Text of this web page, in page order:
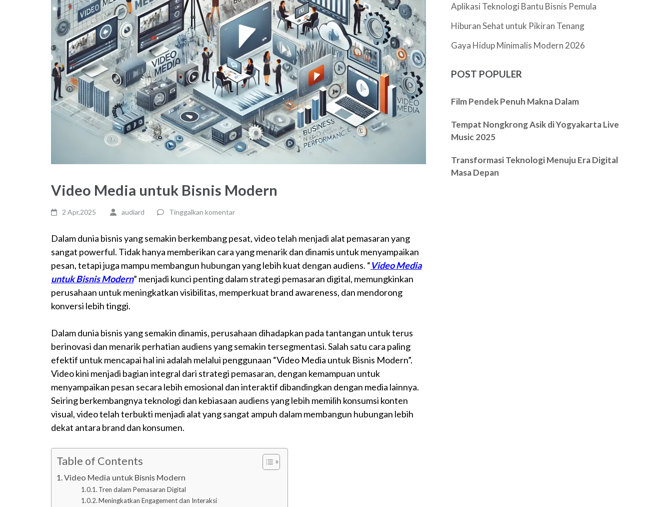
Video Media untuk Bisnis Modern
2 Apr,2025 audiard Tinggalkan komentar
Dalam dunia bisnis yang semakin berkembang pesat, video telah menjadi alat pemasaran yang
sangat powerful. Tidak hanya memberikan cara yang menarik dan dinamis untuk menyampaikan
pesan, tetapi juga mampu membangun hubungan yang lebih kuat dengan audiens. “Video Media
untuk Bisnis Modern” menjadi kunci penting dalam strategi pemasaran digital, memungkinkan
perusahaan untuk meningkatkan visibilitas, memperkuat brand awareness, dan mendorong
konversi lebih tinggi.
Dalam dunia bisnis yang semakin dinamis, perusahaan dihadapkan pada tantangan untuk terus
berinovasi dan menarik perhatian audiens yang semakin tersegmentasi. Salah satu cara paling
efektif untuk mencapai hal ini adalah melalui penggunaan “Video Media untuk Bisnis Modern”.
Video kini menjadi bagian integral dari strategi pemasaran, dengan kemampuan untuk
menyampaikan pesan secara lebih emosional dan interaktif dibandingkan dengan media lainnya.
Seiring berkembangnya teknologi dan kebiasaan audiens yang lebih memilih konsumsi konten
visual, video telah terbukti menjadi alat yang sangat ampuh dalam membangun hubungan lebih
dekat antara brand dan konsumen.
Table of Contents
Video Media untuk Bisnis Modern
Tren dalam Pemasaran Digital
Meningkatkan Engagement dan Interaksi
Aplikasi Teknologi Bantu Bisnis Pemula
Hiburan Sehat untuk Pikiran Tenang
Gaya Hidup Minimalis Modern 2026
POST POPULER
Film Pendek Penuh Makna Dalam
Tempat Nongkrong Asik di Yogyakarta Live
Music 2025
Transformasi Teknologi Menuju Era Digital
Masa Depan